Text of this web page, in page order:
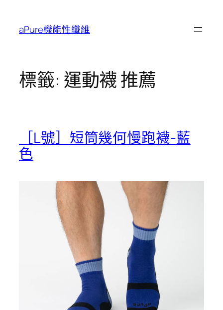
aPure機能性纖維
標籤: 運動襪 推薦
［L號］短筒幾何慢跑襪-藍
色